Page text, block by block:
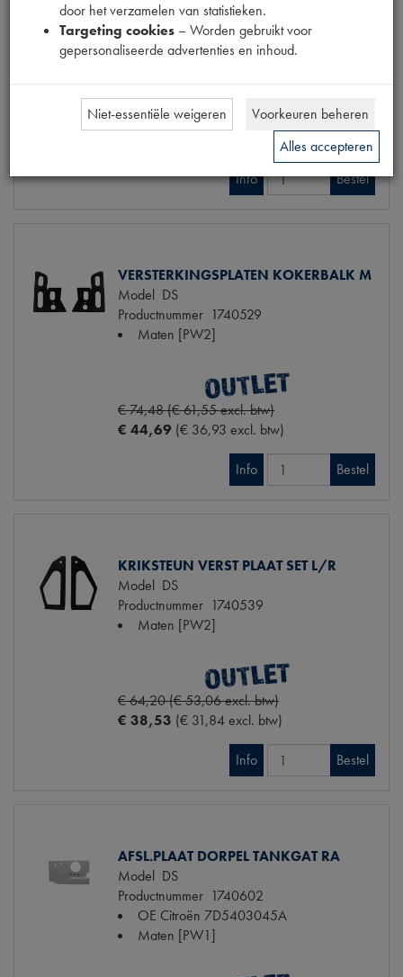
VERSTERKING KOKERBALK MIDDEN
Productnummer1740527
Maten
[PW2]
(€ 127,34 excl. btw)
Info Bestel
VERSTERKINGSPLATEN KOKERBALK M
Model DS
Productnummer 1740529
Maten [PW2]
€ 74,48 (€ 61,55 excl. btw)
€ 44,69 (€ 36,93 excl. btw)
Info Bestel
KRIKSTEUN VERST PLAAT SET L/R
Model DS
Productnummer 1740539
Maten [PW2]
€ 64,20 (€ 53,06 excl. btw)
€ 38,53 (€ 31,84 excl. btw)
Info Bestel
AFSL.PLAAT DORPEL TANKGAT RA
Model DS
Productnummer 1740602
OE Citroën 7D5403045A
Maten [PW1]
door het verzamelen van statistieken.
Targeting cookies – Worden gebruikt voor
gepersonaliseerde advertenties en inhoud.
Niet-essentiële weigeren
Voorkeuren beheren
Alles accepteren